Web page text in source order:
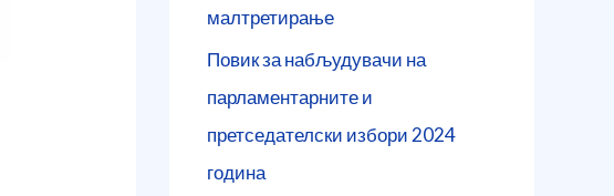
r
:
малтретирање
Повик за набљудувачи на
парламентарните и
претседателски избори 2024
година